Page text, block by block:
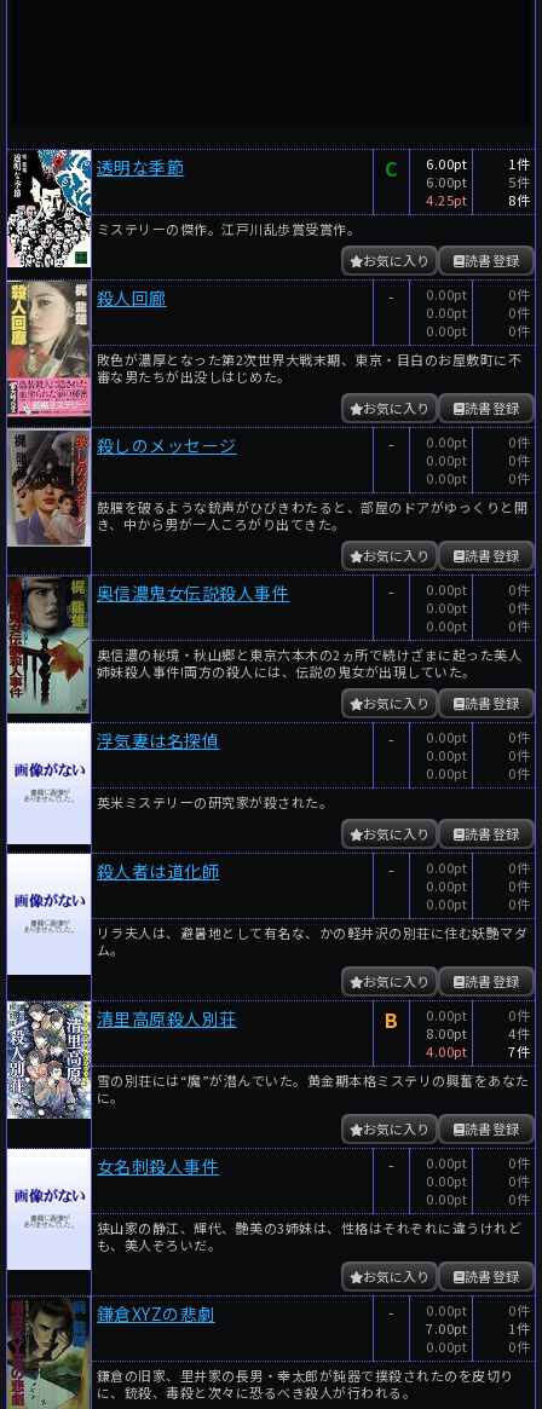
透明な季節 C
6.00pt
6.00pt
4.25pt
1件
5件
8件
ミステリーの傑作。江戸川乱歩賞受賞作。
読書登録
お気に入り
殺人回廊 -
0.00pt
0.00pt
0.00pt
0件
0件
0件
敗色が濃厚となった第2次世界大戦末期、東京・目白のお屋敷町に不
審な男たちが出没しはじめた。
読書登録
お気に入り
殺しのメッセージ -
0.00pt
0.00pt
0.00pt
0件
0件
0件
鼓膜を破るような銃声がひびきわたると、部屋のドアがゆっくりと開
き、中から男が一人ころがり出てきた。
読書登録
お気に入り
奥信濃鬼女伝説殺人事件 -
0.00pt
0.00pt
0.00pt
0件
0件
0件
奥信濃の秘境・秋山郷と東京六本木の2ヵ所で続けざまに起った美人
姉妹殺人事件!両方の殺人には、伝説の鬼女が出現していた。
読書登録
お気に入り
浮気妻は名探偵 -
0.00pt
0.00pt
0.00pt
0件
0件
0件
英米ミステリーの研究家が殺された。
読書登録
お気に入り
殺人者は道化師 -
0.00pt
0.00pt
0.00pt
0件
0件
0件
リラ夫人は、避暑地として有名な、かの軽井沢の別荘に住む妖艶マダ
ム。
読書登録
お気に入り
清里高原殺人別荘 B
0.00pt
8.00pt
4.00pt
0件
4件
7件
雪の別荘には“魔”が潜んでいた。黄金期本格ミステリの興奮をあなた
に。
読書登録
お気に入り
女名刺殺人事件 -
0.00pt
0.00pt
0.00pt
0件
0件
0件
狭山家の静江、輝代、艶美の3姉妹は、性格はそれぞれに違うけれど
も、美人ぞろいだ。
読書登録
お気に入り
鎌倉XYZの悲劇 -
0.00pt
7.00pt
0.00pt
0件
1件
0件
鎌倉の旧家、里井家の長男・幸太郎が鈍器で撲殺されたのを皮切り
に、銃殺、毒殺と次々に恐るべき殺人が行われる。